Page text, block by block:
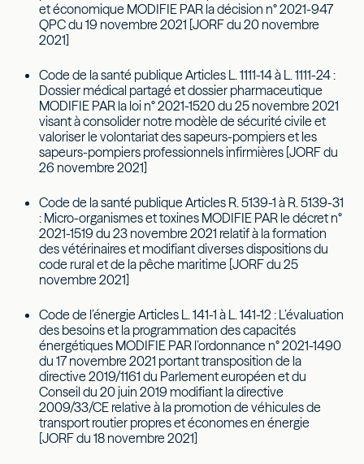
et économique MODIFIE PAR la décision n° 2021-947
QPC du 19 novembre 2021 [JORF du 20 novembre
2021]
Code de la santé publique Articles L. 1111-14 à L. 1111-24 :
Dossier médical partagé et dossier pharmaceutique
MODIFIE PAR la loi n° 2021-1520 du 25 novembre 2021
visant à consolider notre modèle de sécurité civile et
valoriser le volontariat des sapeurs-pompiers et les
sapeurs-pompiers professionnels infirmières [JORF du
26 novembre 2021]
Code de la santé publique Articles R. 5139-1 à R. 5139-31
: Micro-organismes et toxines MODIFIE PAR le décret n°
2021-1519 du 23 novembre 2021 relatif à la formation
des vétérinaires et modifiant diverses dispositions du
code rural et de la pêche maritime [JORF du 25
novembre 2021]
Code de l’énergie Articles L. 141-1 à L. 141-12 : L’évaluation
des besoins et la programmation des capacités
énergétiques MODIFIE PAR l’ordonnance n° 2021-1490
du 17 novembre 2021 portant transposition de la
directive 2019/1161 du Parlement européen et du
Conseil du 20 juin 2019 modifiant la directive
2009/33/CE relative à la promotion de véhicules de
transport routier propres et économes en énergie
[JORF du 18 novembre 2021]